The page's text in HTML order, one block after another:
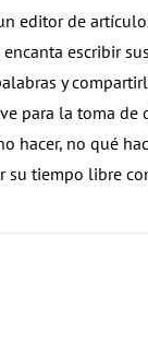
editor de
escribir
y
para la toma de
hacer, no qué
su tiempo libre